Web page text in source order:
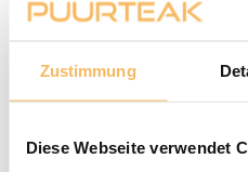
Zustimmung
Diese Webseite verwendet
sichern Sie
Fragen zu einem
We helpen je graag bij het